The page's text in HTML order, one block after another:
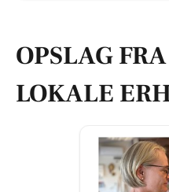
OPSLAG
LOKALE